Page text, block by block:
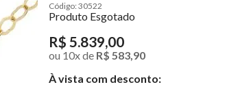
30522
Produto Esgotado
R$ 5.839,00
ou 10xde R$ 583,90
À vista com desconto: